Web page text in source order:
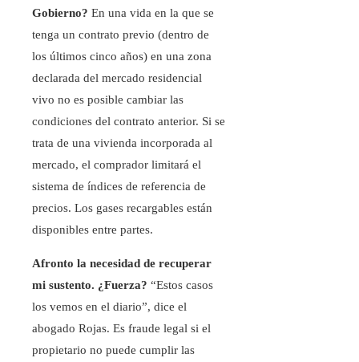
Gobierno? En una vida en la que se
tenga un contrato previo (dentro de
los últimos cinco años) en una zona
declarada del mercado residencial
vivo no es posible cambiar las
condiciones del contrato anterior. Si se
trata de una vivienda incorporada al
mercado, el comprador limitará el
sistema de índices de referencia de
precios. Los gases recargables están
disponibles entre partes.
Afronto la necesidad de recuperar
mi sustento. ¿Fuerza? “Estos casos
los vemos en el diario”, dice el
abogado Rojas. Es fraude legal si el
propietario no puede cumplir las